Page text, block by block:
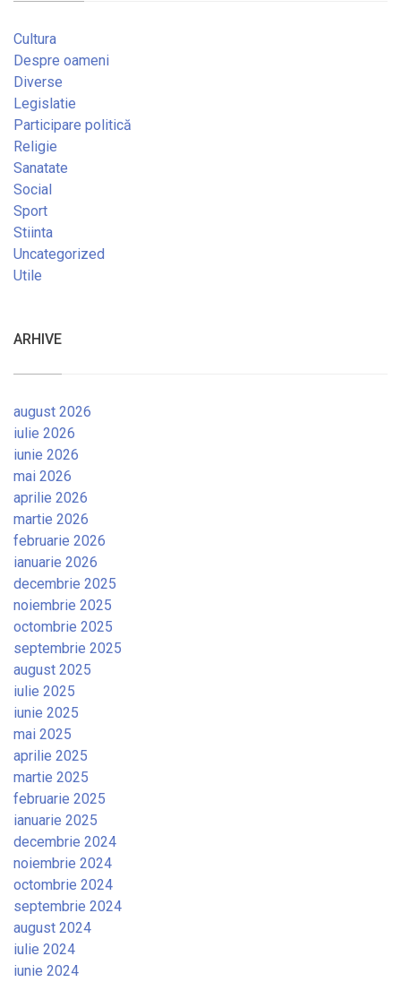
Cultura
Despre oameni
Diverse
Legislatie
Participare politică
Religie
Sanatate
Social
Sport
Stiinta
Uncategorized
Utile
ARHIVE
august 2026
iulie 2026
iunie 2026
mai 2026
aprilie 2026
martie 2026
februarie 2026
ianuarie 2026
decembrie 2025
noiembrie 2025
octombrie 2025
septembrie 2025
august 2025
iulie 2025
iunie 2025
mai 2025
aprilie 2025
martie 2025
februarie 2025
ianuarie 2025
decembrie 2024
noiembrie 2024
octombrie 2024
septembrie 2024
august 2024
iulie 2024
iunie 2024